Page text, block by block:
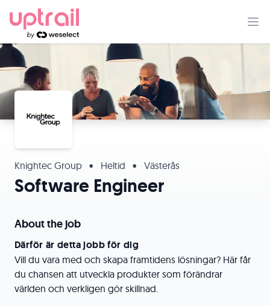
Knightec Group • Heltid • Västerås
Software Engineer
About the job
Därför är detta jobb för dig
Vill du vara med och skapa framtidens lösningar? Här får
du chansen att utveckla produkter som förändrar
världen och verkligen gör skillnad.